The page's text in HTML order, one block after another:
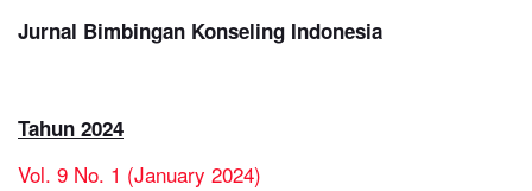
Jurnal Bimbingan Konseling Indonesia
Tahun 2024
Vol. 9 No. 1 (January 2024)